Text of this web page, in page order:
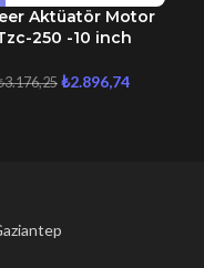
Aktüatör Motor
250 -10 inch
3.176,25 ₺2.896,74